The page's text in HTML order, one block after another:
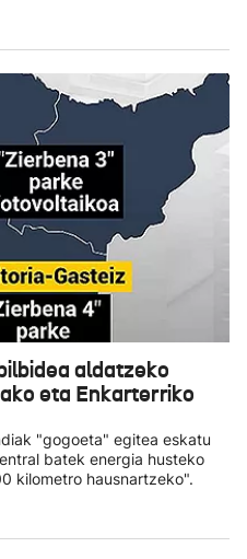
aldatzeko
eta Enkarterriko
"gogoeta" egitea eskatu
batek energia husteko
kilometro hausnartzeko".